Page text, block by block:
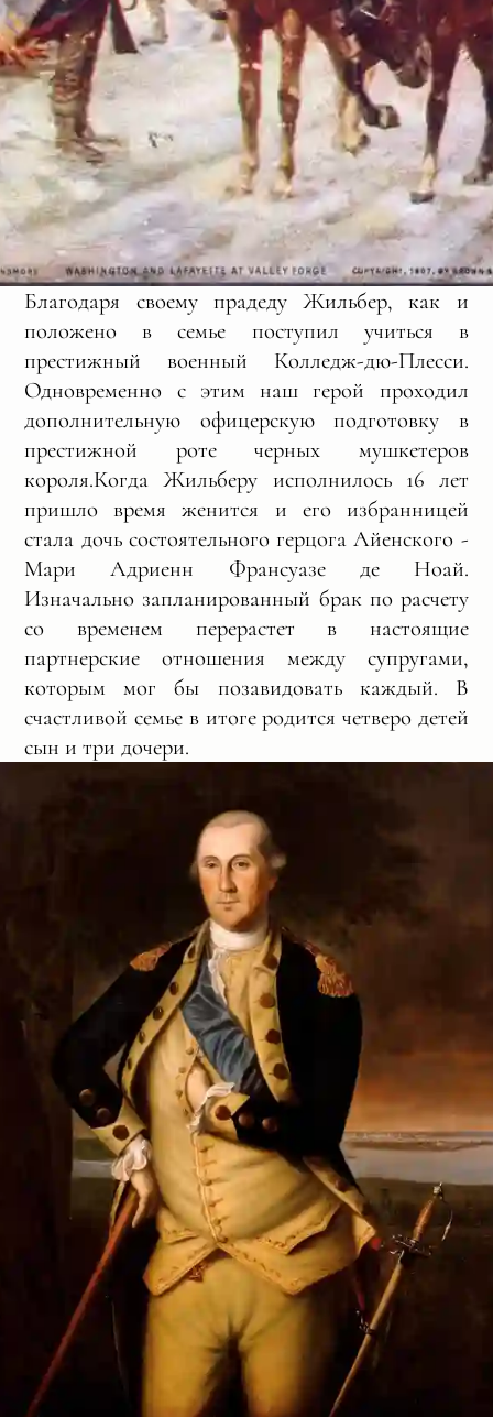
Благодаря своему прадеду Жильбер, как и
положено в семье поступил учиться в
престижный военный Колледж-дю-Плесси.
Одновременно с этим наш герой проходил
дополнительную офицерскую подготовку в
престижной роте черных мушкетеров
короля.Когда Жильберу исполнилось 16 лет
пришло время женится и его избранницей
стала дочь состоятельного герцога Айенского -
Мари Адриенн Франсуазе де Ноай.
Изначально запланированный брак по расчету
со временем перерастет в настоящие
партнерские отношения между супругами,
которым мог бы позавидовать каждый. В
счастливой семье в итоге родится четверо детей
сын и три дочери.